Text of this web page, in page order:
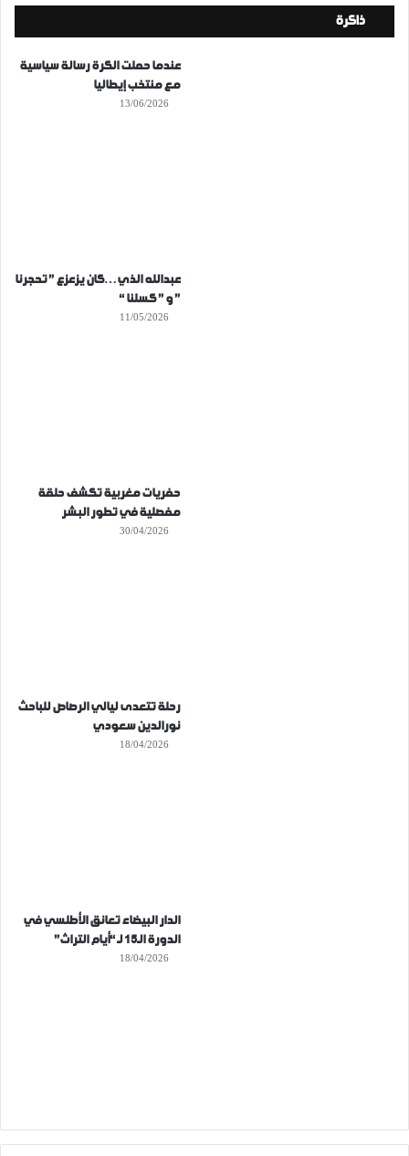
ذاكرة
عندما حملت الكرة رسالة سياسية
مع منتخب إيطاليا
13/06/2026
عبدالله الذي…كان يزعزع ” تحجرنا
” و ” كسلنا “
11/05/2026
حفريات مغربية تكشف حلقة
مفصلية في تطور البشر
30/04/2026
رحلة تتعدى ليالي الرصاص للباحث
نورالدين سعودي
18/04/2026
الدار البيضاء تعانق الأطلسي في
الدورة الـ15 لـ “أيام التراث”
18/04/2026